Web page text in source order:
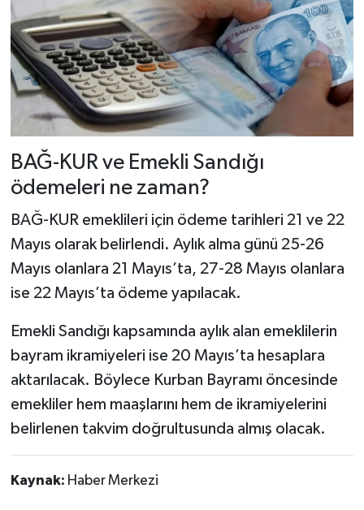
BAĞ-KUR ve Emekli Sandığı
ödemeleri ne zaman?
BAĞ-KUR emeklileri için ödeme tarihleri 21 ve 22
Mayıs olarak belirlendi. Aylık alma günü 25-26
Mayıs olanlara 21 Mayıs’ta, 27-28 Mayıs olanlara
ise 22 Mayıs’ta ödeme yapılacak.
Emekli Sandığı kapsamında aylık alan emeklilerin
bayram ikramiyeleri ise 20 Mayıs’ta hesaplara
aktarılacak. Böylece Kurban Bayramı öncesinde
emekliler hem maaşlarını hem de ikramiyelerini
belirlenen takvim doğrultusunda almış olacak.
Kaynak: Haber Merkezi
Haber Arşivi